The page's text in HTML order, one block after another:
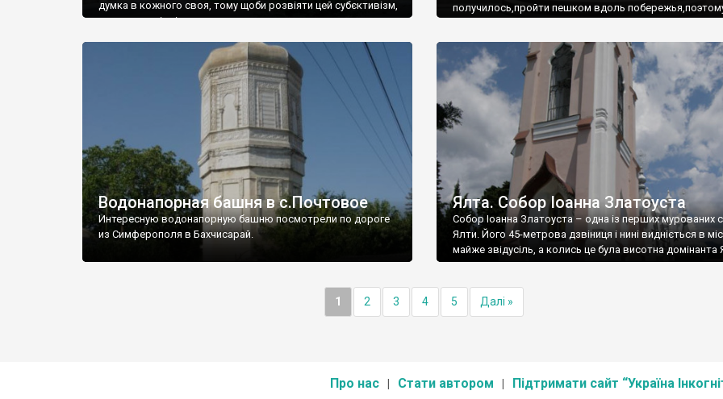
думка в кожного своя, тому щоби розвіяти цей субєктивізм,
запрошую відвідати це
получилось,пройти пешком вдоль
Водонапорная башня в с.Почтовое
Интересную водонапорную башню посмотрели по дороге
из Симферополя в Бахчисарай.
Ялта. Собор Іоанна Златоуста
Собор Іоанна Златоуста – одна із перших мурованих
Ялти. Його 45-метрова дзвіниця і нині видніється в
майже звідусіль, а колись це була висотна домінанта
1 2 3 4 5 Далі »
Про нас Стати автором Підтримати сайт “Україна